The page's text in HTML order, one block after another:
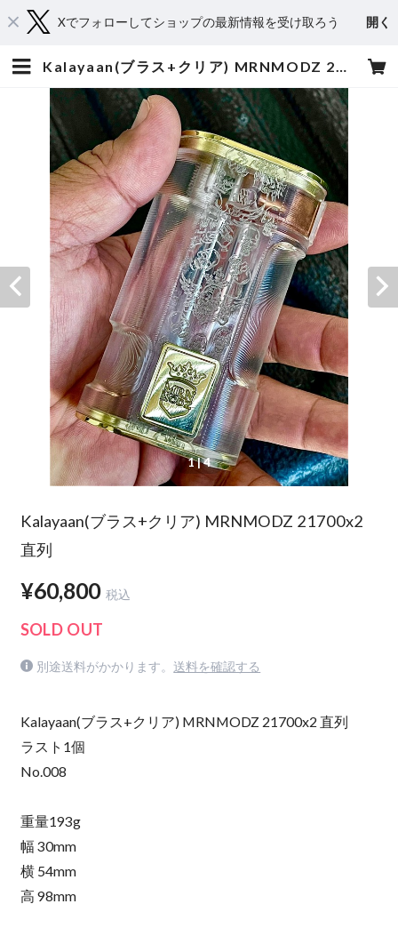
Xでフォローしてショップの最新情報を受け取ろう 開く
Kalayaan(ブラス+クリア) MRNMODZ 21700x2 直列 | 爆煙堂 BAKUENDO
1| 4
Kalayaan(ブラス+クリア) MRNMODZ 21700x2
直列
¥60,800 税込
SOLD OUT
別途送料がかかります。 送料を確認する
Kalayaan(ブラス+クリア) MRNMODZ 21700x2 直列
ラスト1個
No.008
重量193g
幅 30mm
横 54mm
高 98mm